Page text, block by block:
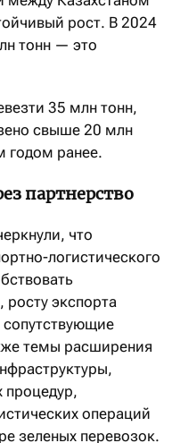
рост. В 2024
тонн — это
35 млн тонн,
свыше 20 млн
годом ранее.
партнерство
что
логистического
экспорта
темы расширения
процедур,
операций
зеленых перевозок.